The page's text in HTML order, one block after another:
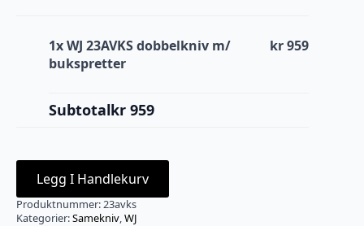
1xWJ 23AVKS dobbelkniv m/
bukspretter
kr 959
Subtotalkr 959
Legg I Handlekurv
Produktnummer:23avks
Kategorier:Samekniv,WJ